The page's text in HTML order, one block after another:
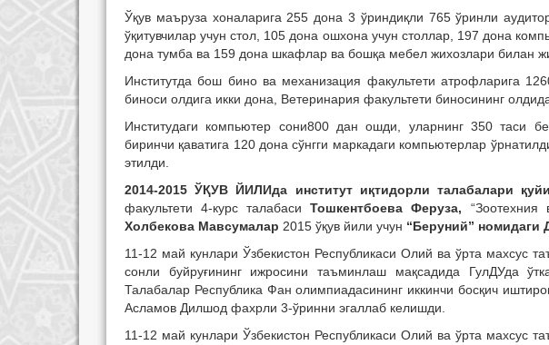
Ўқув маъруза хоналарига 255 дона 3 ўриндиқли 765 ўринли
ўқитувчилар учун стол, 105 дона ошхона учун столлар, 197 дона
дона тумба ва 159 дона шкафлар ва бошқа мебел жихозлари
Институтда бош бино ва механизация факультети атрофларига
биноси олдига икки дона, Ветеринария факультети биносининг
Институдаги компьютер сони800 дан ошди, уларнинг 350 таси
биринчи қаватига 120 дона сўнгги маркадаги компьютерлар
этилди.
2014-2015 ЎҚУВ ЙИЛИда институт иқтидорли талабалари
факультети 4-курс талабасиТошкентбоева Феруза, “Зоотехния
Холбекова Мавсумалар 2015 ўқув йили учун “Беруний” номидаги
11-12 май кунлари Ўзбекистон Республикаси Олий ва ўрта махсус
сонли буйруғининг ижросини таъминлаш мақсадида ГулДУда
Талабалар Республика Фан олимпиадасининг иккинчи босқич
Асламов Дилшод фахрли 3-ўринни эгаллаб келишди.
11-12 май кунлари Ўзбекистон Республикаси Олий ва ўрта махсус